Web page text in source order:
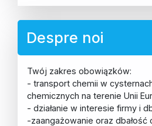
Despre noi
Twój zakres obowiązków:
- transport chemii w
chemicznych na terenie Unii
- działanie w interesie firmy i
-zaangażowanie oraz